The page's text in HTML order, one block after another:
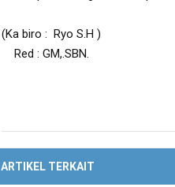
(Ka biro : Ryo S.H )
Red : GM,.SBN.
ARTIKEL TERKAIT